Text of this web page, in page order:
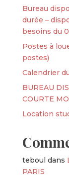
Bureau
durée –
besoins du
Postes à
postes)
Calendrier
BUREAU
COURTE
Location
teboul dans
PARIS